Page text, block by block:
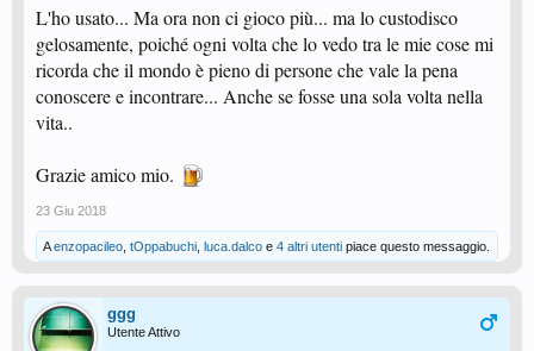
L'ho usato... Ma ora non ci gioco più... ma lo custodisco
gelosamente, poiché ogni volta che lo vedo tra le mie cose mi
ricorda che il mondo è pieno di persone che vale la pena
conoscere e incontrare... Anche se fosse una sola volta nella
vita..
Grazie amico mio.
23 Giu 2018
Aenzopacileo tOppabuchi luca.dalco e 4 altri utenti piace questo messaggio.
ggg
Utente Attivo